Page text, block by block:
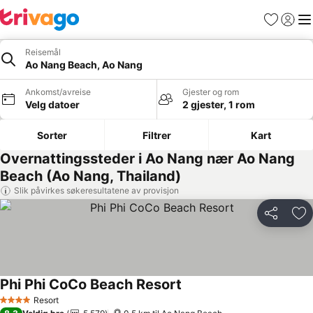
Favoritter
Logg
Reisemål
Ao Nang Beach, Ao Nang
Ankomst/avreise
Velg datoer
Gjester og rom
2 gjester, 1 rom
Sorter Filtrer Kart
Overnattingssteder i Ao Nang nær Ao Nang
Beach (Ao Nang, Thailand)
Slik påvirkes søkeresultatene av provisjon
Del
4 StjernerResort
Phi Phi CoCo Beach Resort